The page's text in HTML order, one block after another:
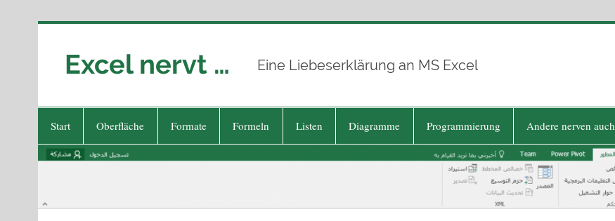
Excel nervt … Eine Liebeserklärung an MS Excel
Start Oberfläche Formate Formeln Listen Diagramme Programmierung Andere nerven auch